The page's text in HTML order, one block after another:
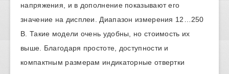
напряжения, и в дополнение показывают его
значение на дисплеи. Диапазон измерения 12…250
В. Такие модели очень удобны, но стоимость их
выше. Благодаря простоте, доступности и
компактным размерам индикаторные отвертки